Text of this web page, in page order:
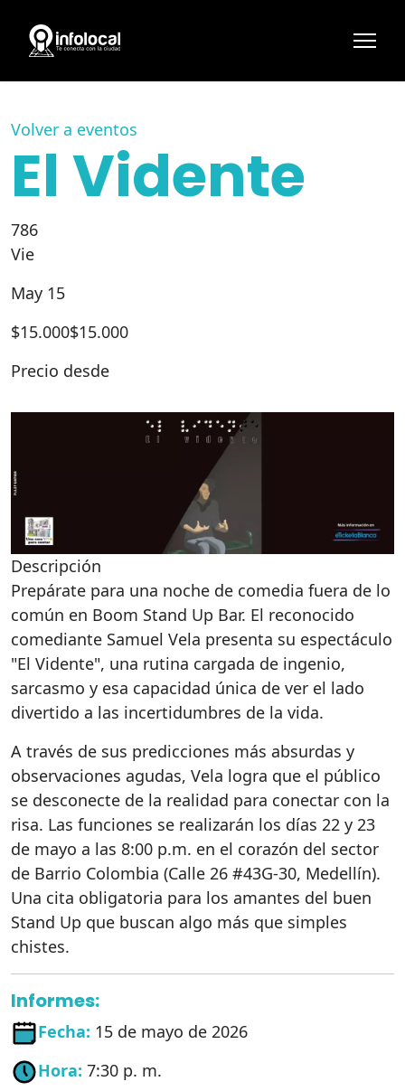
Volver a eventos
El Vidente
786
Vie
May 15
$15.000$15.000
Precio desde
Descripción
Prepárate para una noche de comedia fuera de lo
común en Boom Stand Up Bar. El reconocido
comediante Samuel Vela presenta su espectáculo
"El Vidente", una rutina cargada de ingenio,
sarcasmo y esa capacidad única de ver el lado
divertido a las incertidumbres de la vida.
A través de sus predicciones más absurdas y
observaciones agudas, Vela logra que el público
se desconecte de la realidad para conectar con la
risa. Las funciones se realizarán los días 22 y 23
de mayo a las 8:00 p.m. en el corazón del sector
de Barrio Colombia (Calle 26 #43G-30, Medellín).
Una cita obligatoria para los amantes del buen
Stand Up que buscan algo más que simples
chistes.
Informes:
Fecha: 15 de mayo de 2026
Hora: 7:30 p. m.